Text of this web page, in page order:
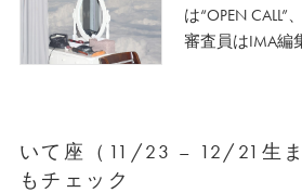
は“OPEN CALL”、
審査員はIMA編
いて座（11/23 – 12/21生
もチェック